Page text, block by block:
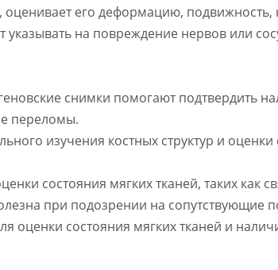
его деформацию, подвижность,
на повреждение нервов или
снимки помогают подтвердить
переломы.
изучения костных структур и
состояния мягких тканей, таких как
при подозрении на сопутствующие
оценки состояния мягких тканей и